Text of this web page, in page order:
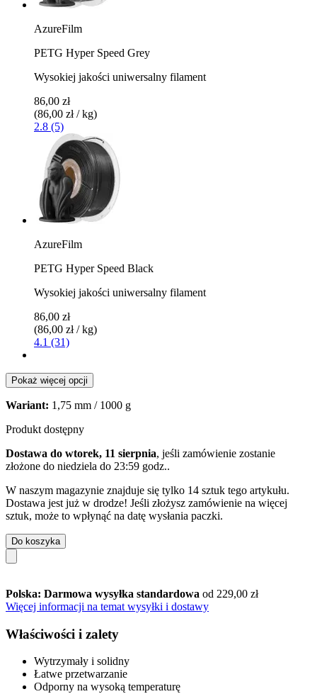
AzureFilm
PETG Hyper Speed Grey
Wysokiej jakości uniwersalny filament
86,00 zł
(86,00 zł / kg)
2.8 (5)
AzureFilm
PETG Hyper Speed Black
Wysokiej jakości uniwersalny filament
86,00 zł
(86,00 zł / kg)
4.1 (31)
Pokaż więcej opcji
Wariant: 1,75 mm / 1000 g
Produkt dostępny
Dostawa do wtorek, 11 sierpnia, jeśli zamówienie zostanie
złożone do niedziela do 23:59 godz..
W naszym magazynie znajduje się tylko 14 sztuk tego artykułu.
Dostawa jest już w drodze! Jeśli złożysz zamówienie na więcej
sztuk, może to wpłynąć na datę wysłania paczki.
Do koszyka
Polska: Darmowa wysyłka standardowa od 229,00 zł
Więcej informacji na temat wysyłki i dostawy
Właściwości i zalety
Wytrzymały i solidny
Łatwe przetwarzanie
Odporny na wysoką temperaturę